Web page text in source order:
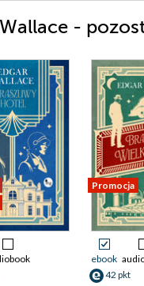
-
Promocja
ebook
42 pkt